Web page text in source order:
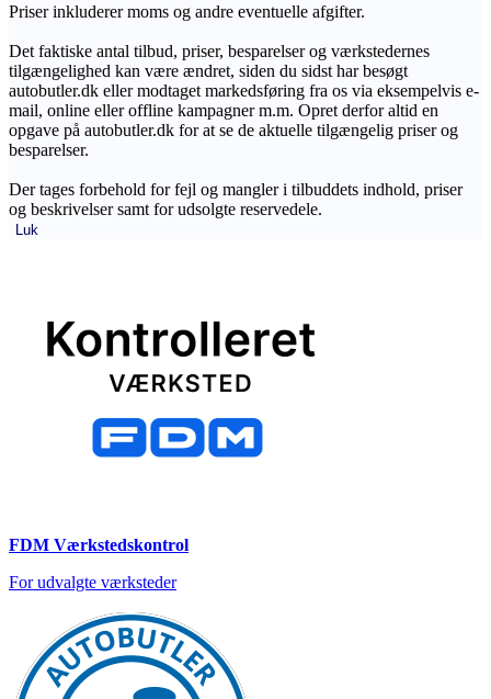
Priser inkluderer moms og andre eventuelle afgifter.
Det faktiske antal tilbud, priser, besparelser og værkstedernes
tilgængelighed kan være ændret, siden du sidst har besøgt
autobutler.dk eller modtaget markedsføring fra os via eksempelvis e-
mail, online eller offline kampagner m.m. Opret derfor altid en
opgave på autobutler.dk for at se de aktuelle tilgængelig priser og
besparelser.
Der tages forbehold for fejl og mangler i tilbuddets indhold, priser
og beskrivelser samt for udsolgte reservedele.
Luk
FDM Værkstedskontrol
For udvalgte værksteder